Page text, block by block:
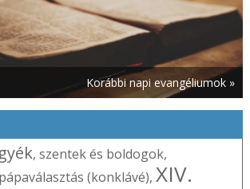
Korábbi napi evangéliumok »
, szentek és boldogok,
pápaválasztás (konklávé), XIV.